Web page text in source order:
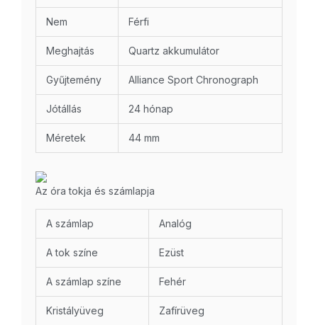
Nem Férfi
Meghajtás Quartz akkumulátor
Gyűjtemény Alliance Sport Chronograph
Jótállás 24 hónap
Méretek 44 mm
Az óra tokja és számlapja
A számlap Analóg
A tok színe Ezüst
A számlap színe Fehér
Kristályüveg Zafírüveg